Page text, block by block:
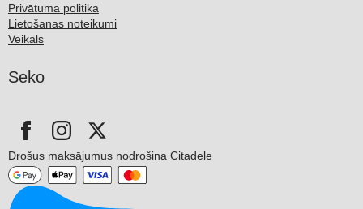
Privātuma politika
Lietošanas noteikumi
Veikals
Seko
Drošus maksājumus nodrošina Citadele